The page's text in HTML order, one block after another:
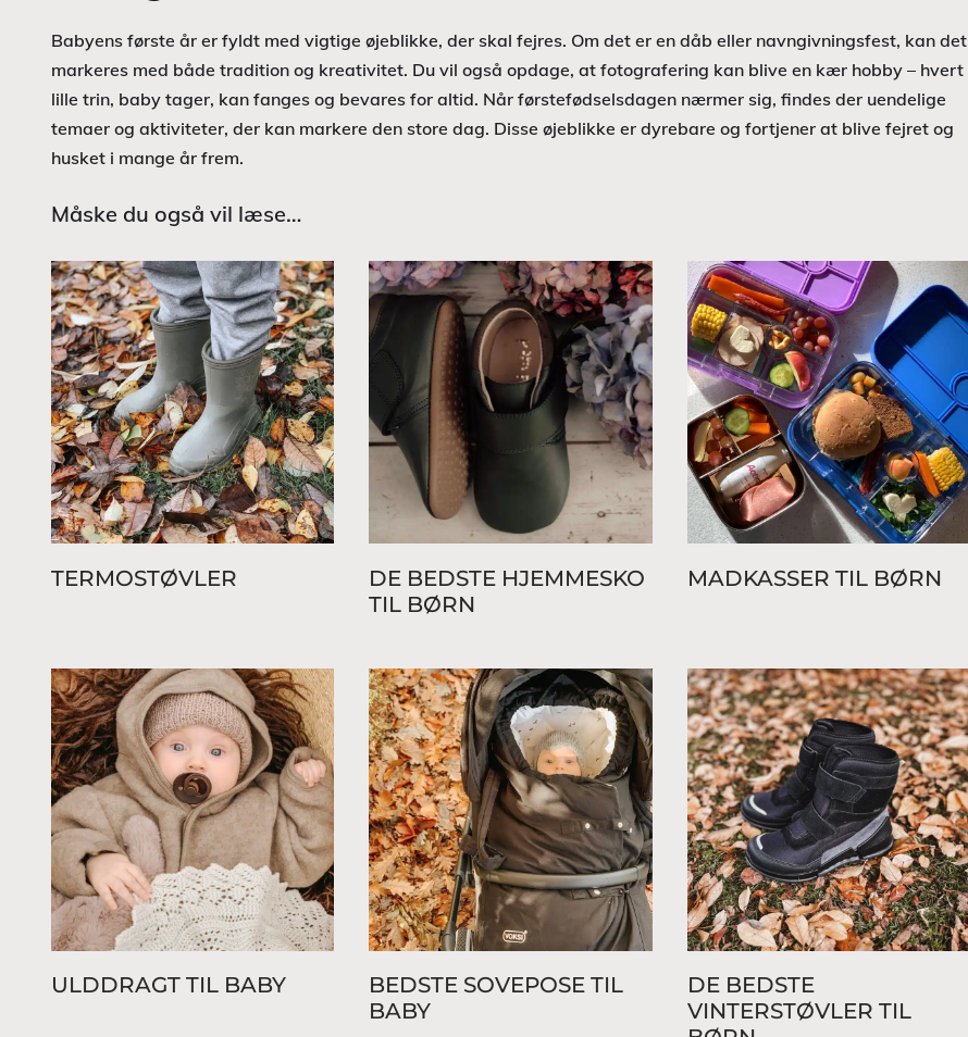
Babyens første år er fyldt med vigtige øjeblikke, der skal fejres. Om det er en dåb eller navngivningsfest, kan det
markeres med både tradition og kreativitet. Du vil også opdage, at fotografering kan blive en kær hobby – hvert
lille trin, baby tager, kan fanges og bevares for altid. Når førstefødselsdagen nærmer sig, findes der uendelige
temaer og aktiviteter, der kan markere den store dag. Disse øjeblikke er dyrebare og fortjener at blive fejret og
husket i mange år frem.
Måske du også vil læse…
TERMOSTØVLER
DE BEDSTE HJEMMESKO
TIL BØRN
MADKASSER TIL BØRN
ULDDRAGT TIL BABY
BEDSTE SOVEPOSE TIL
BABY
DE BEDSTE
VINTERSTØVLER TIL